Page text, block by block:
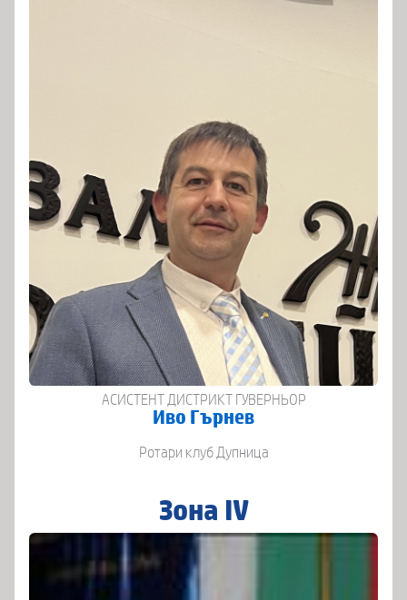
АСИСТЕНТ ДИСТРИКТ ГУВЕРНЬОР
Иво Гърнев
Ротари клуб Дупница
Зона ІV